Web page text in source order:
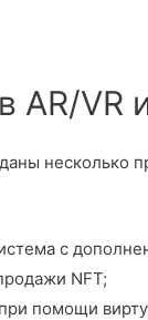
AR/VR
несколько
с
NFT;
помощи